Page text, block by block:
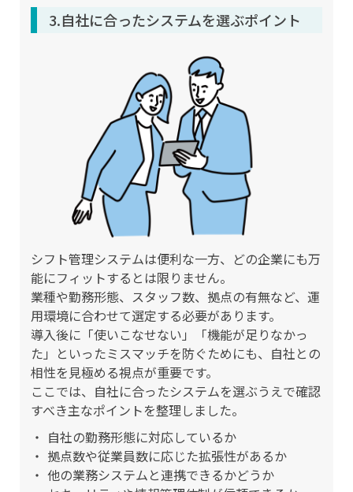
3.自社に合ったシステムを選ぶポイント
シフト管理システムは便利な一方、どの企業にも万
能にフィットするとは限りません。
業種や勤務形態、スタッフ数、拠点の有無など、運
用環境に合わせて選定する必要があります。
導入後に「使いこなせない」「機能が足りなかっ
た」といったミスマッチを防ぐためにも、自社との
相性を見極める視点が重要です。
ここでは、自社に合ったシステムを選ぶうえで確認
すべき主なポイントを整理しました。
自社の勤務形態に対応しているか
拠点数や従業員数に応じた拡張性があるか
他の業務システムと連携できるかどうか